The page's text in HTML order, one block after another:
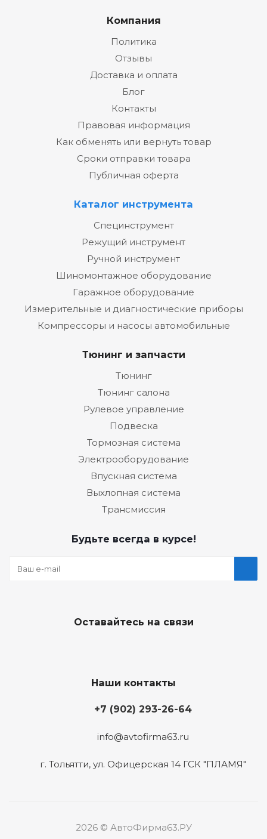
Компания
Политика
Отзывы
Доставка и оплата
Блог
Контакты
Правовая информация
Как обменять или вернуть товар
Сроки отправки товара
Публичная оферта
Каталог инструмента
Специнструмент
Режущий инструмент
Ручной инструмент
Шиномонтажное оборудование
Гаражное оборудование
Измерительные и диагностические приборы
Компрессоры и насосы автомобильные
Тюнинг и запчасти
Тюнинг
Тюнинг салона
Рулевое управление
Подвеска
Тормозная система
Электрооборудование
Впускная система
Выхлопная система
Трансмиссия
Будьте всегда в курсе!
Оставайтесь на связи
Наши контакты
+7 (902) 293-26-64
info@avtofirma63.ru
г. Тольятти, ул. Офицерская 14 ГСК "ПЛАМЯ"
2026 © АвтоФирма63.РУ